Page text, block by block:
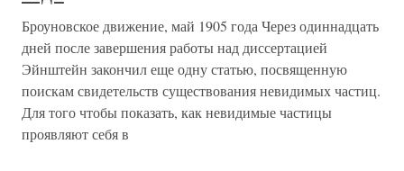
Броуновское движение, май 1905 года Через одиннадцать
дней после завершения работы над диссертацией
Эйнштейн закончил еще одну статью, посвященную
поискам свидетельств существования невидимых частиц.
Для того чтобы показать, как невидимые частицы
проявляют себя в